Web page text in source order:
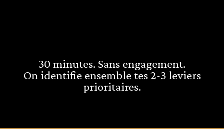
30 minutes. Sans engagement.
On identifie ensemble tes 2-3 leviers
prioritaires.